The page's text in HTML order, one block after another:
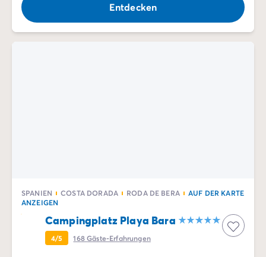
Entdecken
SPANIEN COSTA DORADA RODA DE BERA
AUF DER KARTE
ANZEIGEN
Campingplatz Playa Bara
4/5 168Gäste-Erfahrungen